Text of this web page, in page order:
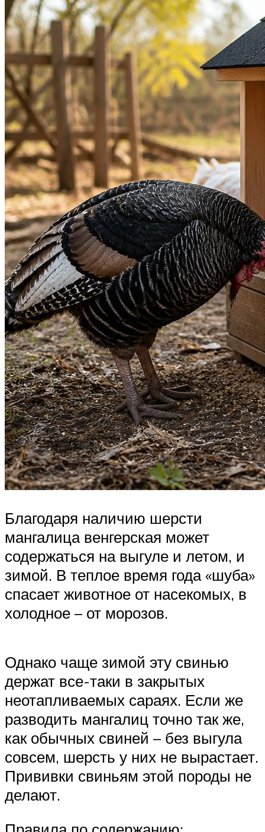
Благодаря наличию шерсти
мангалица венгерская может
содержаться на выгуле и летом, и
зимой. В теплое время года «шуба»
спасает животное от насекомых, в
холодное – от морозов.
Однако чаще зимой эту свинью
держат все-таки в закрытых
неотапливаемых сараях. Если же
разводить мангалиц точно так же,
как обычных свиней – без выгула
совсем, шерсть у них не вырастает.
Прививки свиньям этой породы не
делают.